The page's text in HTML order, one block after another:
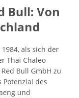
Bull: Von
als sich der
Thai Chaleo
Bull GmbH zu
des
und